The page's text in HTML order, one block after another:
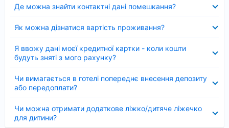
Де можна знайти контактні дані помешкання?
Як можна дізнатися вартість проживання?
Я ввожу дані моєї кредитної картки - коли кошти
будуть зняті з мого рахунку?
Чи вимагається в готелі попереднє внесення депозиту
або передоплати?
Чи можна отримати додаткове ліжко/дитяче ліжечко
для дитини?